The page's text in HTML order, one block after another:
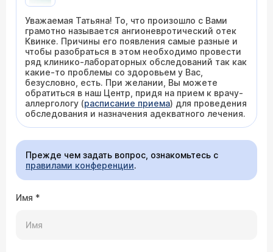
Уважаемая Татьяна! То, что произошло с Вами
грамотно называется ангионевротический отек
Квинке. Причины его появления самые разные и
чтобы разобраться в этом необходимо провести
ряд клинико-лабораторных обследований так как
какие-то проблемы со здоровьем у Вас,
безусловно, есть. При желании, Вы можете
обратиться в наш Центр, придя на прием к врачу-
аллергологу (расписание приема) для проведения
обследования и назначения адекватного лечения.
Прежде чем задать вопрос, ознакомьтесь с
правилами конференции.
Имя *